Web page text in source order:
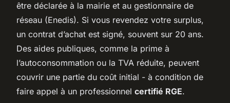
être déclarée à la mairie et au gestionnaire de
réseau (Enedis). Si vous revendez votre surplus,
un contrat d’achat est signé, souvent sur 20 ans.
Des aides publiques, comme la prime à
l’autoconsommation ou la TVA réduite, peuvent
couvrir une partie du coût initial - à condition de
faire appel à un professionnel certifié RGE.